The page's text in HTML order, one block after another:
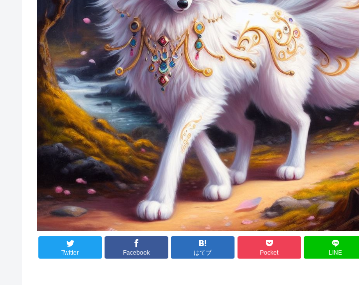
Twitter Facebook はてブ Pocket LINE